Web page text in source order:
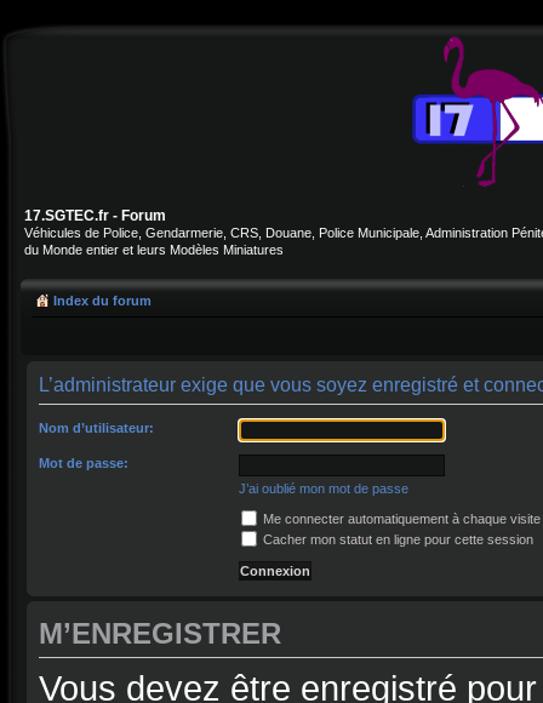
17.SGTEC.fr - Forum
Véhicules de Police, Gendarmerie, CRS, Douane, Police Municipale, Administration
du Monde entier et leurs Modèles Miniatures
Index du forum
L’administrateur exige que vous soyez enregistré et
Nom d’utilisateur:
Mot de passe:
J’ai oublié mon mot de passe
Me connecter automatiquement à chaque visite
Cacher mon statut en ligne pour cette session
M’ENREGISTRER
Vous devez être enregistré